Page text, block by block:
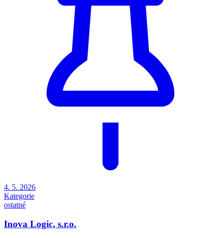
4. 5. 2026
Kategorie
ostatné
Inova Logic, s.r.o.